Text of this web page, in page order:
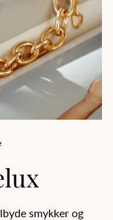
smykker og